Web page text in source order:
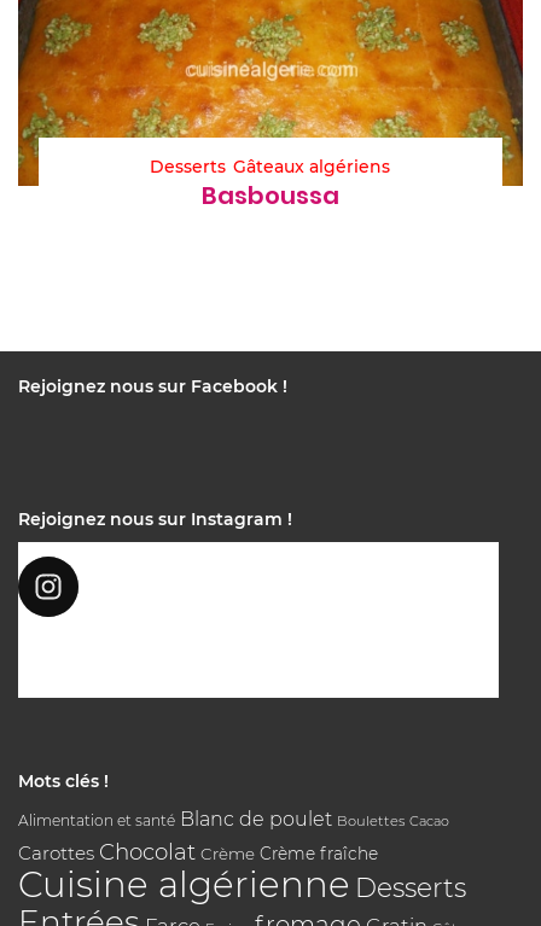
Desserts Gâteaux algériens
Basboussa
Rejoignez nous sur Facebook !
Rejoignez nous sur Instagram !
Mots clés !
Alimentation et santé Blanc de poulet Boulettes Cacao
Carottes Chocolat Crème Crème fraîche
Cuisine algérienne Desserts